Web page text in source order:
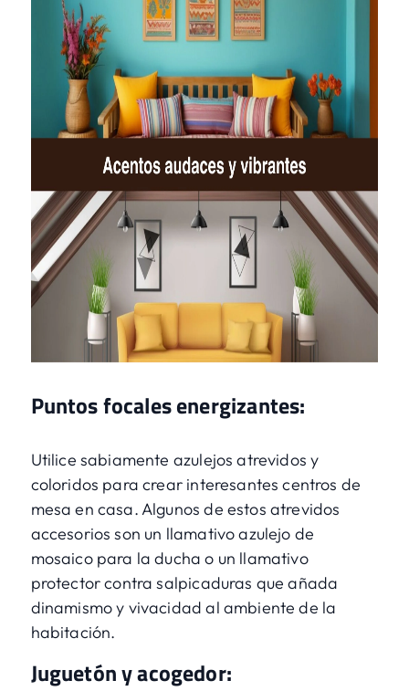
Puntos focales energizantes:
Utilice sabiamente azulejos atrevidos y
coloridos para crear interesantes centros de
mesa en casa. Algunos de estos atrevidos
accesorios son un llamativo azulejo de
mosaico para la ducha o un llamativo
protector contra salpicaduras que añada
dinamismo y vivacidad al ambiente de la
habitación.
Juguetón y acogedor: